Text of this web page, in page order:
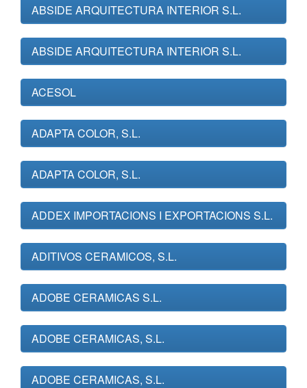
ABSIDE ARQUITECTURA INTERIOR S.L.
ABSIDE ARQUITECTURA INTERIOR S.L.
ACESOL
ADAPTA COLOR, S.L.
ADAPTA COLOR, S.L.
ADDEX IMPORTACIONS I EXPORTACIONS S.L.
ADITIVOS CERAMICOS, S.L.
ADOBE CERAMICAS S.L.
ADOBE CERAMICAS, S.L.
ADOBE CERAMICAS, S.L.